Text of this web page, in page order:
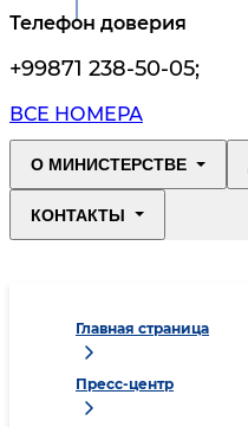
Телефон доверия
+99871 238-50-05;
ВСЕ НОМЕРА
О МИНИСТЕРСТВЕ
КОНТАКТЫ
Главная страница
Пресс-центр